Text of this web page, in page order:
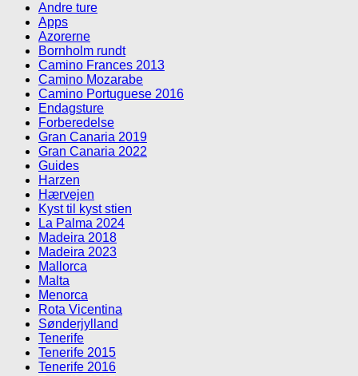
Andre ture
Apps
Azorerne
Bornholm rundt
Camino Frances 2013
Camino Mozarabe
Camino Portuguese 2016
Endagsture
Forberedelse
Gran Canaria 2019
Gran Canaria 2022
Guides
Harzen
Hærvejen
Kyst til kyst stien
La Palma 2024
Madeira 2018
Madeira 2023
Mallorca
Malta
Menorca
Rota Vicentina
Sønderjylland
Tenerife
Tenerife 2015
Tenerife 2016